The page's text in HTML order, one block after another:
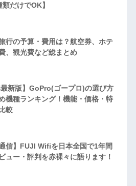
だけでOK】
行の予算・費用は？航空券、ホテ
、観光費など総まとめ
最新版】GoPro(ゴープロ)の選び方
機種ランキング！機能・価格・特
較
通信】FUJI Wifiを日本全国で1年間
ュー・評判を赤裸々に語ります！